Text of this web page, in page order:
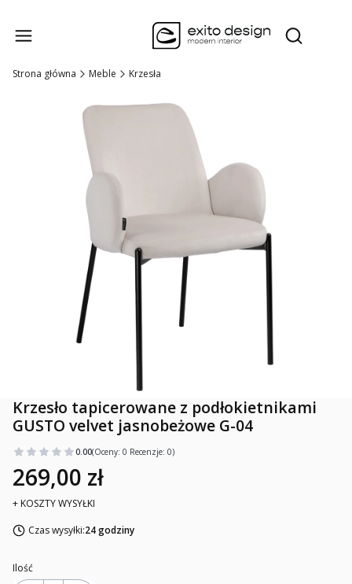
Otwórz
Strona główna Meble Krzesła
Krzesło tapicerowane z podłokietnikami
GUSTO velvet jasnobeżowe G-04
0.00(Oceny: 0 Recenzje: 0)
269,00 zł
+ KOSZTY WYSYŁKI
Czas wysyłki:24 godziny
Ilość